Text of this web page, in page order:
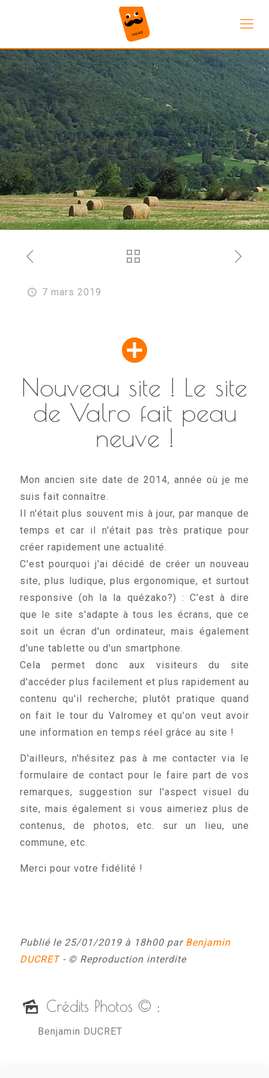
7 mars 2019
Nouveau site ! Le site
de Valro fait peau
neuve !
Mon ancien site date de 2014, année où je me
suis fait connaître.
Il n'était plus souvent mis à jour, par manque de
temps et car il n'était pas très pratique pour
créer rapidement une actualité.
C'est pourquoi j'ai décidé de créer un nouveau
site, plus ludique, plus ergonomique, et surtout
responsive (oh la la quézako?) : C'est à dire
que le site s'adapte à tous les écrans, que ce
soit un écran d'un ordinateur, mais également
d'une tablette ou d'un smartphone.
Cela permet donc aux visiteurs du site
d'accéder plus facilement et plus rapidement au
contenu qu'il recherche; plutôt pratique quand
on fait le tour du Valromey et qu'on veut avoir
une information en temps réel grâce au site !
D'ailleurs, n'hésitez pas à me contacter via le
formulaire de contact pour le faire part de vos
remarques, suggestion sur l'aspect visuel du
site, mais également si vous aimeriez plus de
contenus, de photos, etc. sur un lieu, une
commune, etc.
Merci pour votre fidélité !
Publié le 25/01/2019 à 18h00 par Benjamin
DUCRET- © Reproduction interdite
Crédits Photos © :
Benjamin DUCRET